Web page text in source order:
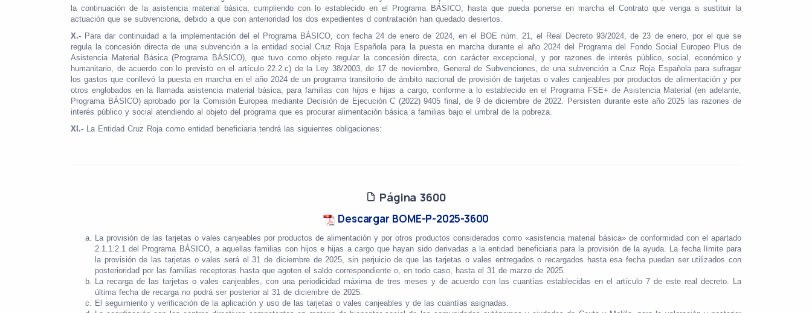
la continuación de la asistencia material básica, cumpliendo con lo establecido en el Programa BÁSICO, hasta que pueda ponerse en marcha el Contrato que venga a sustituir la
actuación que se subvenciona, debido a que con anterioridad los dos expedientes d contratación han quedado desiertos.
X.- Para dar continuidad a la implementación del el Programa BÁSICO, con fecha 24 de enero de 2024, en el BOE núm. 21, el Real Decreto 93/2024, de 23 de enero, por el que se
regula la concesión directa de una subvención a la entidad social Cruz Roja Española para la puesta en marcha durante el año 2024 del Programa del Fondo Social Europeo Plus de
Asistencia Material Básica (Programa BÁSICO), que tuvo como objeto regular la concesión directa, con carácter excepcional, y por razones de interés público, social, económico y
humanitario, de acuerdo con lo previsto en el artículo 22.2.c) de la Ley 38/2003, de 17 de noviembre, General de Subvenciones, de una subvención a Cruz Roja Española para sufragar
los gastos que conllevó la puesta en marcha en el año 2024 de un programa transitorio de ámbito nacional de provisión de tarjetas o vales canjeables por productos de alimentación y por
otros englobados en la llamada asistencia material básica, para familias con hijos e hijas a cargo, conforme a lo establecido en el Programa FSE+ de Asistencia Material (en adelante,
Programa BÁSICO) aprobado por la Comisión Europea mediante Decisión de Ejecución C (2022) 9405 final, de 9 de diciembre de 2022. Persisten durante este año 2025 las razones de
interés público y social atendiendo al objeto del programa que es procurar alimentación básica a familias bajo el umbral de la pobreza.
XI.- La Entidad Cruz Roja como entidad beneficiaria tendrá las siguientes obligaciones:
Página 3600
Descargar BOME-P-2025-3600
La provisión de las tarjetas o vales canjeables por productos de alimentación y por otros productos considerados como «asistencia material básica» de conformidad con el apartado
2.1.1.2.1 del Programa BÁSICO, a aquellas familias con hijos e hijas a cargo que hayan sido derivadas a la entidad beneficiaria para la provisión de la ayuda. La fecha límite para
la provisión de las tarjetas o vales será el 31 de diciembre de 2025, sin perjuicio de que las tarjetas o vales entregados o recargados hasta esa fecha puedan ser utilizados con
posterioridad por las familias receptoras hasta que agoten el saldo correspondiente o, en todo caso, hasta el 31 de marzo de 2025.
La recarga de las tarjetas o vales canjeables, con una periodicidad máxima de tres meses y de acuerdo con las cuantías establecidas en el artículo 7 de este real decreto. La
última fecha de recarga no podrá ser posterior al 31 de diciembre de 2025.
El seguimiento y verificación de la aplicación y uso de las tarjetas o vales canjeables y de las cuantías asignadas.